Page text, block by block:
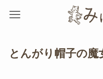
とんがり帽子の魔